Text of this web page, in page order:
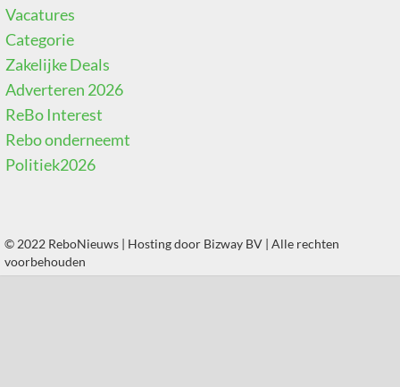
Vacatures
Categorie
Zakelijke Deals
Adverteren 2026
ReBo Interest
Rebo onderneemt
Politiek2026
© 2022 ReboNieuws | Hosting door Bizway BV | Alle rechten
voorbehouden